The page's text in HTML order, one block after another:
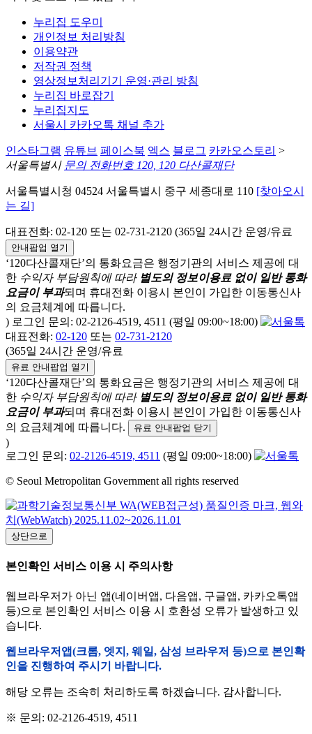
누리집 도우미
개인정보 처리방침
이용약관
저작권 정책
영상정보처리기기 운영·관리 방침
누리집 바로잡기
누리집지도
서울시 카카오톡 채널 추가
인스타그램 유튜브 페이스북 엑스 블로그 카카오스토리 >
서울특별시 문의 전화번호 120, 120 다산콜재단
서울특별시청 04524 서울특별시 중구 세종대로 110 [찾아오시
는 길]
대표전화: 02-120 또는 02-731-2120 (365일 24시간 운영/유료
안내팝업 열기
‘120다산콜재단’의 통화요금은 행정기관의 서비스 제공에 대
한 수익자 부담원칙에 따라 별도의 정보이용료 없이 일반 통화
요금이 부과되며 휴대전화 이용시 본인이 가입한 이동통신사
의 요금체계에 따릅니다.
) 로그인 문의: 02-2126-4519, 4511 (평일 09:00~18:00)
대표전화: 02-120 또는 02-731-2120
(365일 24시간 운영/유료
유료 안내팝업 열기
‘120다산콜재단’의 통화요금은 행정기관의 서비스 제공에 대
한 수익자 부담원칙에 따라 별도의 정보이용료 없이 일반 통화
요금이 부과되며 휴대전화 이용시 본인이 가입한 이동통신사
의 요금체계에 따릅니다.
유료 안내팝업 닫기
)
로그인 문의: 02-2126-4519, 4511 (평일 09:00~18:00)
© Seoul Metropolitan Government all rights reserved
상단으로
본인확인 서비스 이용 시 주의사항
웹브라우저가 아닌 앱(네이버앱, 다음앱, 구글앱, 카카오톡앱
등)으로 본인확인 서비스 이용 시 호환성 오류가 발생하고 있
습니다.
웹브라우저앱(크롬, 엣지, 웨일, 삼성 브라우저 등)으로 본인확
인을 진행하여 주시기 바랍니다.
해당 오류는 조속히 처리하도록 하겠습니다. 감사합니다.
※ 문의: 02-2126-4519, 4511